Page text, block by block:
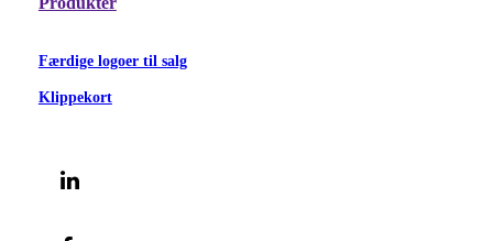
Færdige logoer til salg
Klippekort